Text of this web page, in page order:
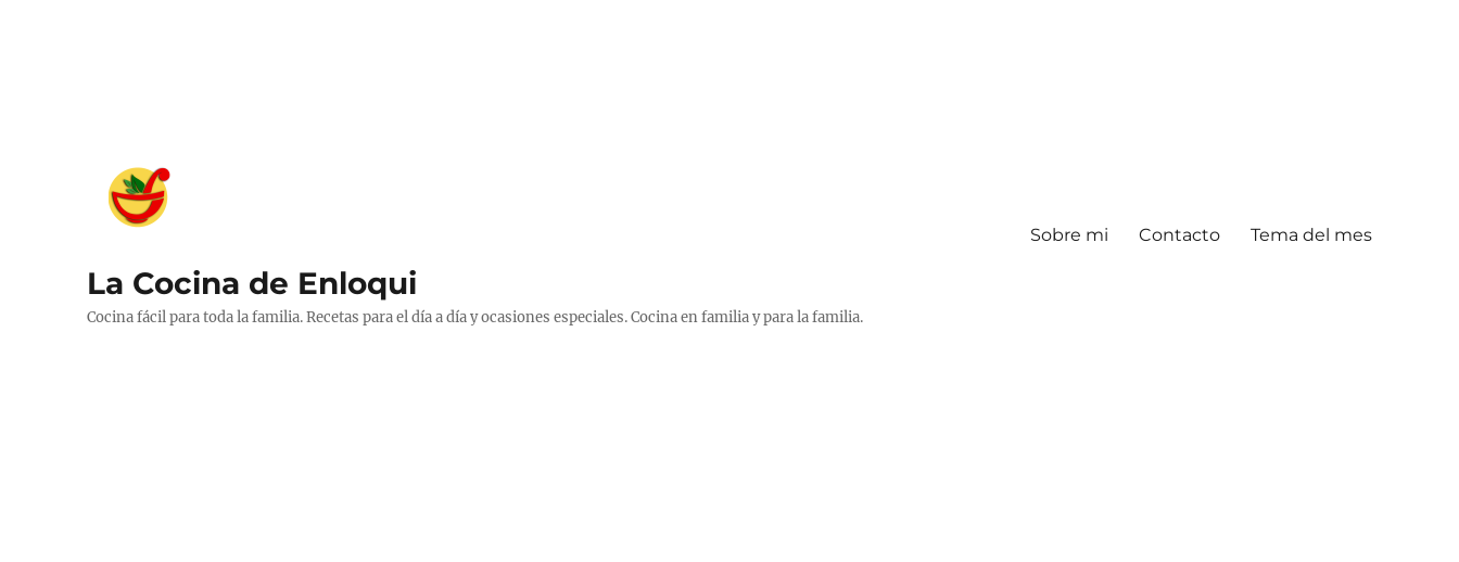
La Cocina de Enloqui
Cocina fácil para toda la familia. Recetas para el día a día y ocasiones especiales. Cocina en familia y para la familia.
Sobre mi Contacto Tema del mes